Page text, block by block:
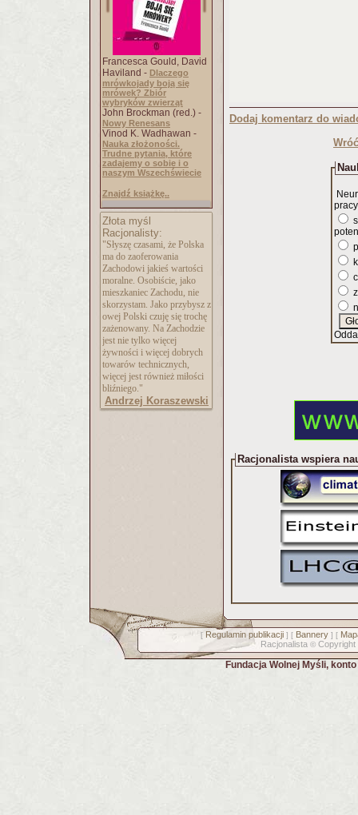
Francesca Gould, David
Haviland - Dlaczego
mrówkojady boją się
mrówek? Zbiór
wybryków zwierząt
John Brockman (red.) -
Nowy Renesans
Vinod K. Wadhawan -
Nauka złożoności.
Trudne pytania, które
zadajemy o sobie i o
naszym Wszechświecie
Znajdź książkę..
Złota myśl
Racjonalisty:
"Słyszę czasami, że Polska
ma do zaoferowania
Zachodowi jakieś wartości
moralne. Osobiście, jako
mieszkaniec Zachodu, nie
skorzystam. Jako przybysz z
owej Polski czuję się trochę
zażenowany. Na Zachodzie
jest nie tylko więcej
żywności i więcej dobrych
towarów technicznych,
więcej jest również miłości
bliźniego."
Andrzej Koraszewski
Dodaj komentarz do
Racjonalista wspiera
[ Regulamin publikacji] [ Bannery] [
Racjonalista © Copyright
Fundacja Wolnej Myśli,